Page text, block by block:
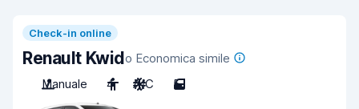
Check-in online
Renault Kwido Economica simile
Manuale
4 A/C 5